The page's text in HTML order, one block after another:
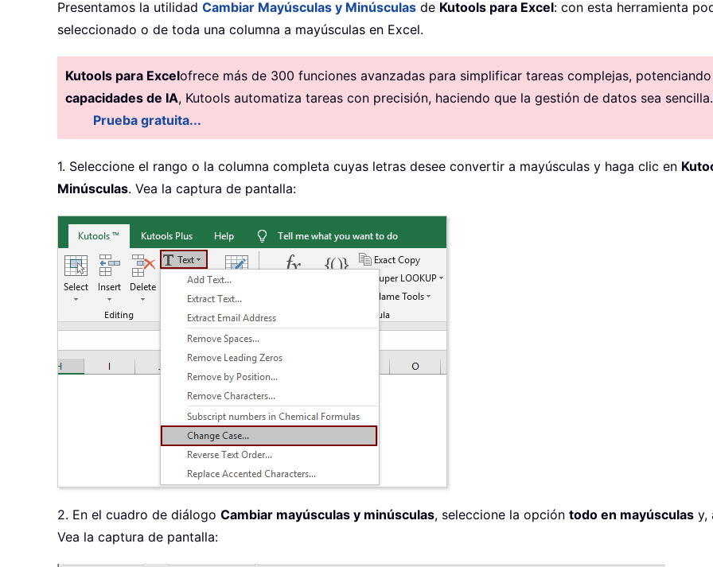
Presentamos la utilidad Cambiar Mayúsculas y Minúsculas de Kutools para Excel: con esta herramienta
seleccionado o de toda una columna a mayúsculas en Excel.
Kutools para Excelofrece más de 300 funciones avanzadas para simplificar tareas complejas,
capacidades de IA, Kutools automatiza tareas con precisión, haciendo que la gestión de datos sea sencilla.
Prueba gratuita...
1. Seleccione el rango o la columna completa cuyas letras desee convertir a mayúsculas y haga clic en
Minúsculas. Vea la captura de pantalla:
2. En el cuadro de diálogo Cambiar mayúsculas y minúsculas, seleccione la opción todo en mayúsculas y,
Vea la captura de pantalla: